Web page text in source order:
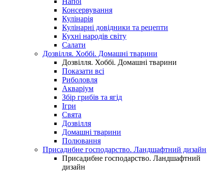
Консервування
Кулінарія
Кулінарні довідники та рецепти
Кухні народів світу
Салати
Дозвілля. Хоббі. Домашні тварини
Дозвілля. Хоббі. Домашні тварини
Показати всі
Риболовля
Акваріум
Збір грибів та ягід
Ігри
Свята
Дозвілля
Домашні тварини
Полювання
Присадибне господарство. Ландшафтний дизайн
Присадибне господарство. Ландшафтний
дизайн